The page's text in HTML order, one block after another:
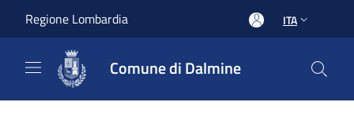
Regione Lombardia ITA
Comune di Dalmine